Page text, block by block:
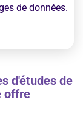
de données.
d'études de
offre